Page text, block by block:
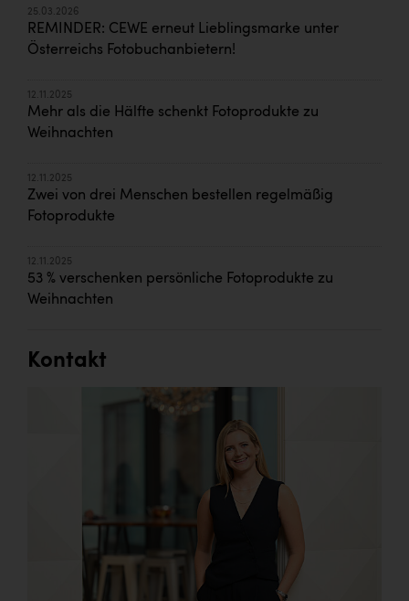
25.03.2026
REMINDER: CEWE erneut Lieblingsmarke unter
Österreichs Fotobuchanbietern!
12.11.2025
Mehr als die Hälfte schenkt Fotoprodukte zu
Weihnachten
12.11.2025
Zwei von drei Menschen bestellen regelmäßig
Fotoprodukte
12.11.2025
53 % verschenken persönliche Fotoprodukte zu
Weihnachten
Kontakt